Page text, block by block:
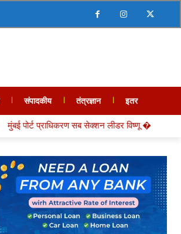
संपादकीय तंत्रज्ञान इतर